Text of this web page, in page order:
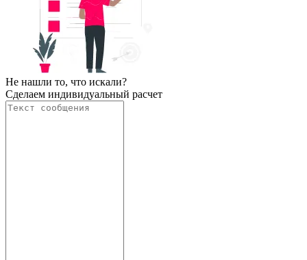
Не нашли то, что искали?
Сделаем индивидуальный расчет